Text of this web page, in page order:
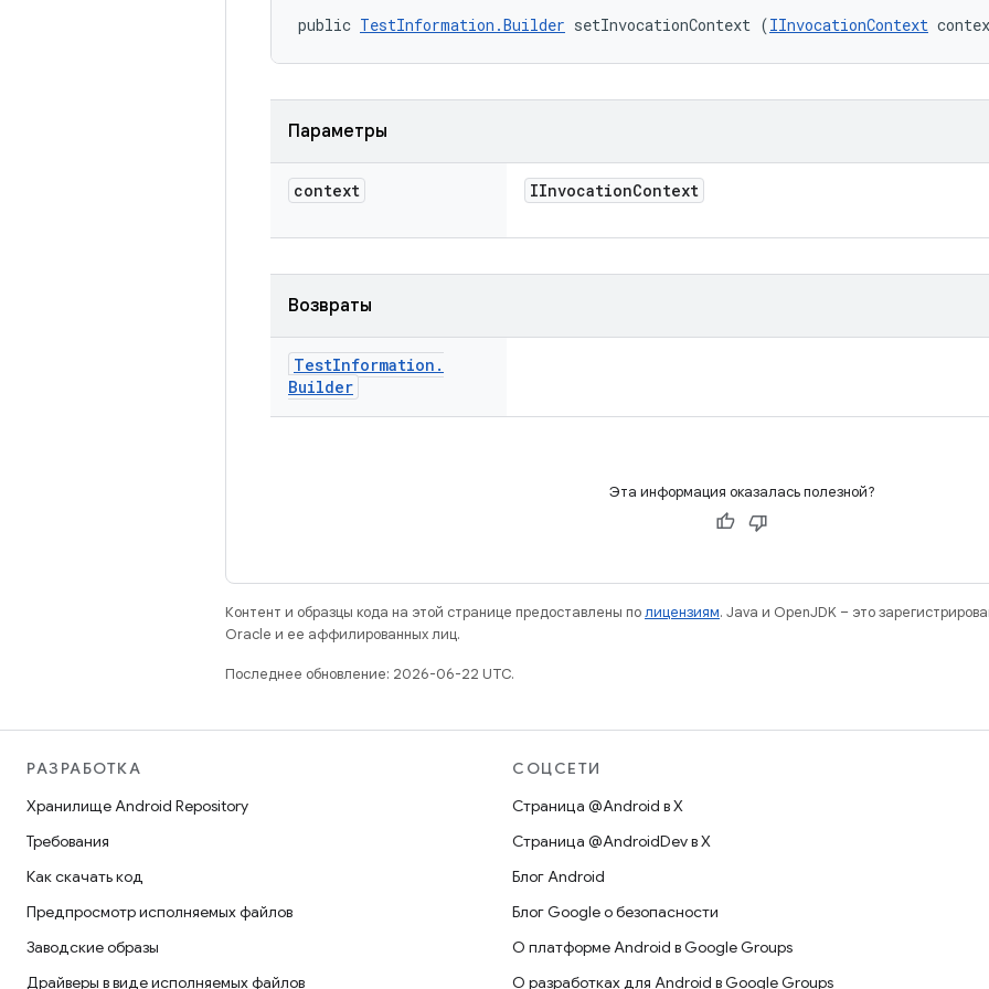
public TestInformation.Builder setInvocationContext (IInvocationContext
Параметры
context IInvocationContext
Возвраты
TestInformation .
Builder
Эта информация оказалась полезной?
Контент и образцы кода на этой странице предоставлены полицензиям. Java и OpenJDK – это
Oracle и ее аффилированных лиц.
Последнее обновление: 2026-06-22 UTC.
РАЗРАБОТКА
Хранилище Android Repository
Требования
Как скачать код
Предпросмотр исполняемых файлов
Заводские образы
Драйверы в виде исполняемых файлов
СОЦСЕТИ
Страница @Android в X
Страница @AndroidDev в X
Блог Android
Блог Google о безопасности
О платформе Android в Google Groups
О разработках для Android в Google Groups